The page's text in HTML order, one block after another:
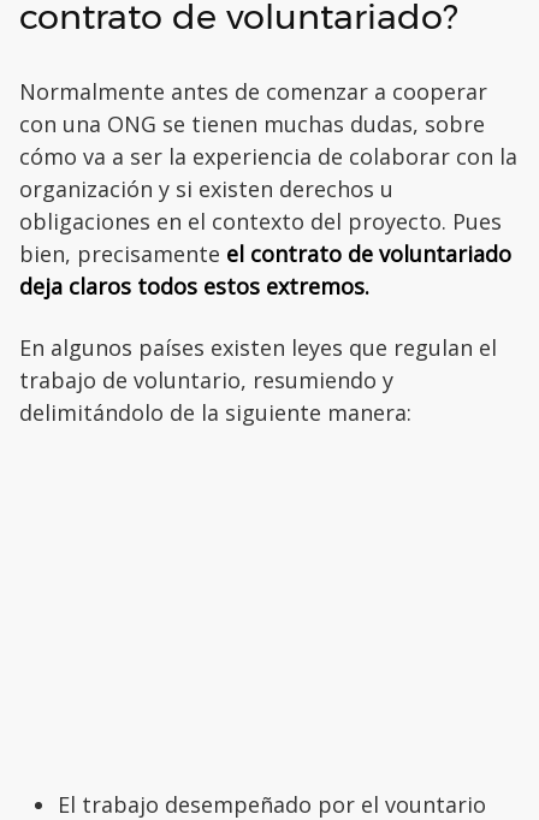
contrato de voluntariado?
Normalmente antes de comenzar a cooperar
con una ONG se tienen muchas dudas, sobre
cómo va a ser la experiencia de colaborar con la
organización y si existen derechos u
obligaciones en el contexto del proyecto. Pues
bien, precisamente el contrato de voluntariado
deja claros todos estos extremos.
En algunos países existen leyes que regulan el
trabajo de voluntario, resumiendo y
delimitándolo de la siguiente manera:
El trabajo desempeñado por el vountario